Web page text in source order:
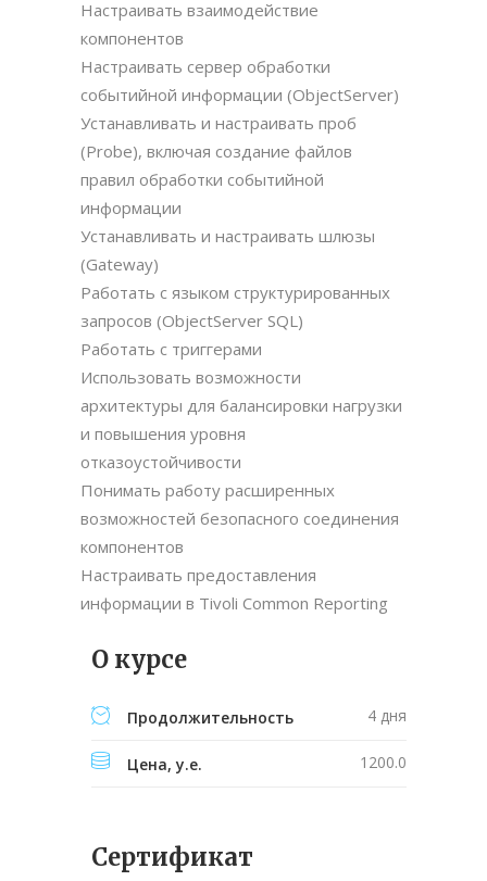
Настраивать взаимодействие
компонентов
Настраивать сервер обработки
событийной информации (ObjectServer)
Устанавливать и настраивать проб
(Probe), включая создание файлов
правил обработки событийной
информации
Устанавливать и настраивать шлюзы
(Gateway)
Работать с языком структурированных
запросов (ObjectServer SQL)
Работать с триггерами
Использовать возможности
архитектуры для балансировки нагрузки
и повышения уровня
отказоустойчивости
Понимать работу расширенных
возможностей безопасного соединения
компонентов
Настраивать предоставления
информации в Tivoli Common Reporting
О курсе
Продолжительность 4 дня
Цена, у.е. 1200.0
Сертификат